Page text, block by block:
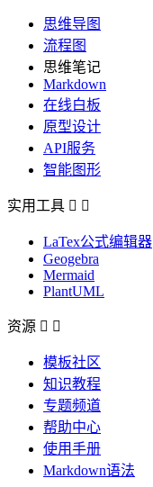
思维导图
流程图
思维笔记
Markdown
在线白板
原型设计
API服务
智能图形
实用工具  
LaTex公式编辑器
Geogebra
Mermaid
PlantUML
资源  
模板社区
知识教程
专题频道
帮助中心
使用手册
Markdown语法